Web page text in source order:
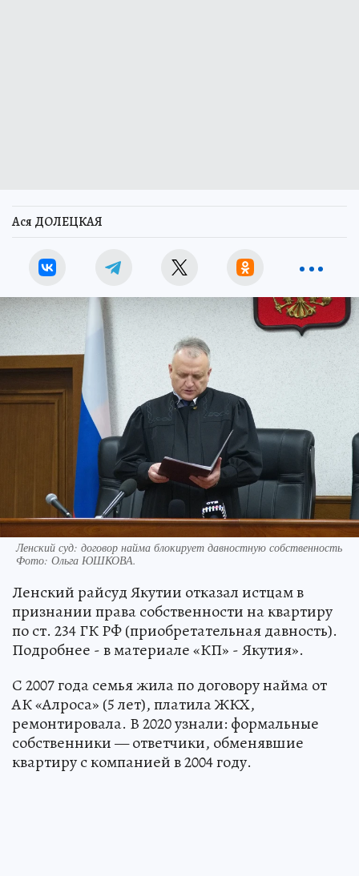
Ася ДОЛЕЦКАЯ
Ленский суд: договор найма блокирует давностную собственность
Фото: Ольга ЮШКОВА.
Ленский райсуд Якутии отказал истцам в
признании права собственности на квартиру
по ст. 234 ГК РФ (приобретательная давность).
Подробнее - в материале «КП» - Якутия».
С 2007 года семья жила по договору найма от
АК «Алроса» (5 лет), платила ЖКХ,
ремонтировала. В 2020 узнали: формальные
собственники — ответчики, обменявшие
квартиру с компанией в 2004 году.